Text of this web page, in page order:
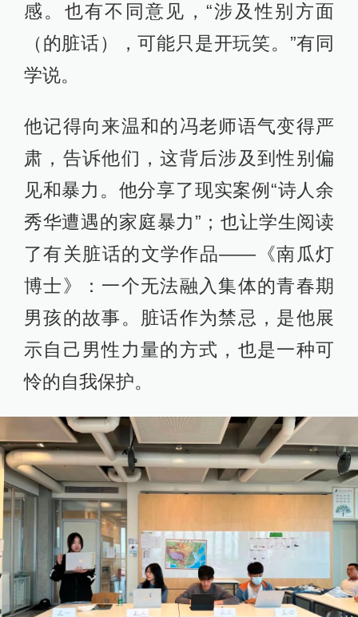
感。也有不同意见，“涉及性别方面
（的脏话），可能只是开玩笑。”有同
学说。
他记得向来温和的冯老师语气变得严
肃，告诉他们，这背后涉及到性别偏
见和暴力。他分享了现实案例“诗人余
秀华遭遇的家庭暴力”；也让学生阅读
了有关脏话的文学作品——《南瓜灯
博士》：一个无法融入集体的青春期
男孩的故事。脏话作为禁忌，是他展
示自己男性力量的方式，也是一种可
怜的自我保护。